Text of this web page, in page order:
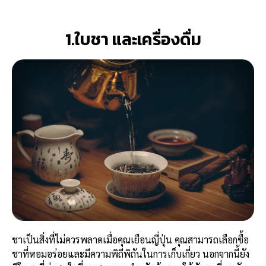
1.ใบชา และเครื่องดื่ม
ชาเป็นสิ่งที่ไม่ควรพลาดเมื่อคุณเยือนญี่ปุ่น คุณสามารถเลือกซื้อ
ชาที่หอมอร่อยและมีความพิถีพิถันในการเก็บเกี่ยว นอกจากนี้ยัง